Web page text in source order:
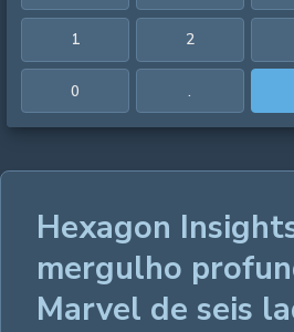
1 2
0 .
Hexagon
mergulho
Marvel de seis